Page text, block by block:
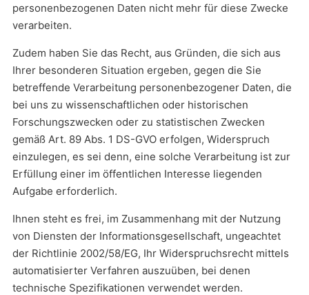
personenbezogenen Daten nicht mehr für diese Zwecke
verarbeiten.
Zudem haben Sie das Recht, aus Gründen, die sich aus
Ihrer besonderen Situation ergeben, gegen die Sie
betreffende Verarbeitung personenbezogener Daten, die
bei uns zu wissenschaftlichen oder historischen
Forschungszwecken oder zu statistischen Zwecken
gemäß Art. 89 Abs. 1 DS-GVO erfolgen, Widerspruch
einzulegen, es sei denn, eine solche Verarbeitung ist zur
Erfüllung einer im öffentlichen Interesse liegenden
Aufgabe erforderlich.
Ihnen steht es frei, im Zusammenhang mit der Nutzung
von Diensten der Informationsgesellschaft, ungeachtet
der Richtlinie 2002/58/EG, Ihr Widerspruchsrecht mittels
automatisierter Verfahren auszuüben, bei denen
technische Spezifikationen verwendet werden.